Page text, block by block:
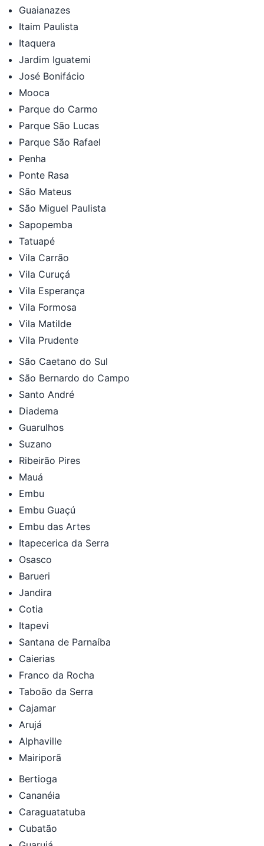
Guaianazes
Itaim Paulista
Itaquera
Jardim Iguatemi
José Bonifácio
Mooca
Parque do Carmo
Parque São Lucas
Parque São Rafael
Penha
Ponte Rasa
São Mateus
São Miguel Paulista
Sapopemba
Tatuapé
Vila Carrão
Vila Curuçá
Vila Esperança
Vila Formosa
Vila Matilde
Vila Prudente
São Caetano do Sul
São Bernardo do Campo
Santo André
Diadema
Guarulhos
Suzano
Ribeirão Pires
Mauá
Embu
Embu Guaçú
Embu das Artes
Itapecerica da Serra
Osasco
Barueri
Jandira
Cotia
Itapevi
Santana de Parnaíba
Caierias
Franco da Rocha
Taboão da Serra
Cajamar
Arujá
Alphaville
Mairiporã
Bertioga
Cananéia
Caraguatatuba
Cubatão